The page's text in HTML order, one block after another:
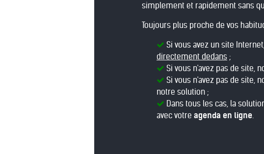
simplement et rapidement sans
Toujours plus proche de vos
Si vous avez un site
directement dedans ;
Si vous n'avez pas de site,
Si vous n'avez pas de site,
notre solution ;
Dans tous les cas, la
avec votre agenda en ligne